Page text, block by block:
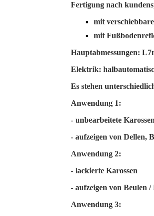
Fertigung nach
mit
mit
Hauptabmessungen:
Elektrik:
Es stehen
Anwendung 1:
- unbearbeitete
- aufzeigen von Dellen,
Anwendung 2:
- lackierte Karossen
- aufzeigen von Beulen
Anwendung 3: